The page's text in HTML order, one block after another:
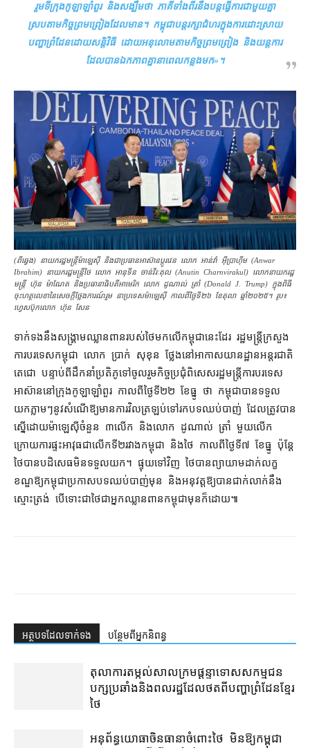
រួម​ទីក្រុង​កូឡាឡាំពួរ និង​សង្ឃឹម​ថា ភាគី​ទាំងពីរ​នឹង​បន្ត​ធ្វើការ​ជាមួយគ្នា​
ស្របតាម​កិច្ចព្រមព្រៀង​ដែល​មាន។ កម្ពុជា​បន្ត​រក្សា​ជំហរ​ក្នុង​ការ​ដោះស្រាយ​
បញ្ហា​ព្រំដែន​ដោយ​សន្តិវិធី ដោយ​អនុលោម​តាម​កិច្ចព្រមព្រៀង និង​យន្តការ​
ដែល​បាន​ឯកភាព​គ្នា​នា​ពេល​កន្លង​មក»។
(ពី​ឆ្វេង) នាយករដ្ឋមន្ត្រី​ម៉ាឡេស៊ី និង​ជា​ប្រធាន​អាស៊ាន​ប្ដូរ​វេន លោក អាន់វ៉ា អ៊ីប្រាហ៊ីម (Anwar
Ibrahim) នាយករដ្ឋមន្ត្រី​ថៃ លោក អានុទីន ចាន់វីរៈគុល (Anutin Charnvirakul) លោក​នាយករដ្ឋ
មន្ត្រី ហ៊ុន ម៉ាណែត និង​ប្រធានាធិបតី​អាមេរិក លោក ដូណាល់ ត្រាំ (Donald J. Trump) ក្នុង​ពិធី​
ចុះហត្ថលេខា​នៃ​សេចក្ដីថ្លែងការណ៍​រួម នា​ប្រទេស​ម៉ាឡេស៊ី កាល​ពី​ថ្ងៃទី២៦ ខែ​តុលា ឆ្នាំ​២០២៥។ រូប៖
ហ្វេសប៊ុក​លោក ហ៊ុន សែន
ទាក់ទង​នឹង​សង្គ្រាម​ឈ្លានពាន​របស់​ថៃ​មក​លើ​កម្ពុជា​នេះ​ដែរ រដ្ឋមន្ត្រី​ក្រសួង​
ការបរទេស​កម្ពុជា លោក ប្រាក់ សុខុន ថ្លែង​នៅ​អាកាសយានដ្ឋាន​អន្តរជាតិ​
តេជោ បន្ទាប់​ពី​ដឹកនាំ​ប្រតិភូ​ទៅ​ចូលរួម​កិច្ចប្រជុំ​ពិសេស​រដ្ឋមន្ត្រីការបរទេស​
អាស៊ាន​នៅ​ក្រុង​កូឡាឡាំពួរ កាលពី​ថ្ងៃទី​២២ ខែធ្នូ ថា កម្ពុជា​បាន​ទទួល​
យក​ភ្លាមៗ​នូវ​សំណើ​ឱ្យ​មាន​ការ​វិលត្រឡប់​ទៅ​រក​បទ​ឈប់​បាញ់ ដែល​ត្រូវ​បាន​
ស្នើ​ដោយ​ម៉ាឡេស៊ី​ចំនួន ៣​លើក និង​លោក ដូណាល់ ត្រាំ មួយ​លើក
ក្រោយ​ការ​ផ្ទះ​អាវុធ​ជា​លើក​ទី​២​រវាង​កម្ពុជា និង​ថៃ កាលពី​ថ្ងៃទី​៧ ខែ​ធ្នូ ប៉ុន្តែ​
ថៃ​បាន​បដិសេធ​មិន​ទទួល​យក។ ផ្ទុយទៅវិញ ថៃ​បាន​ព្យាយាម​ដាក់​លក្ខ
ខណ្ឌ​ឱ្យ​កម្ពុជា​ប្រកាស​បទ​ឈប់​បាញ់​មុន និង​អនុវត្ត​ឱ្យ​បាន​ជាក់លាក់​នឹង​
ស្មោះត្រង់ បើ​ទោះ​ជា​ថៃ​ជា​អ្នក​ឈ្លានពាន​កម្ពុជា​មុន​ក៏ដោយ៕
អត្ថបទ​ដែល​ទាក់ទង បន្ថែម​ពី​អ្នកនិពន្ធ
តុលាការ​តម្កល់​សាលក្រម​ផ្ដន្ទាទោស​សកម្មជន​
បក្ស​ប្រឆាំង​និង​ពលរដ្ឋ​ដែល​ថត​ពី​បញ្ហា​ព្រំដែន​ខ្មែរ​
ថៃ
អនុព័ន្ធយោធា​ចិន​ធានា​ចំពោះ​ថៃ មិន​ឱ្យ​កម្ពុជា​